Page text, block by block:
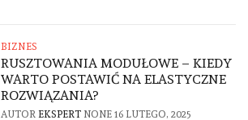
BIZNES
RUSZTOWANIA MODUŁOWE – KIEDY
WARTO POSTAWIĆ NA ELASTYCZNE
ROZWIĄZANIA?
AUTOR EKSPERT NONE 16 LUTEGO, 2025